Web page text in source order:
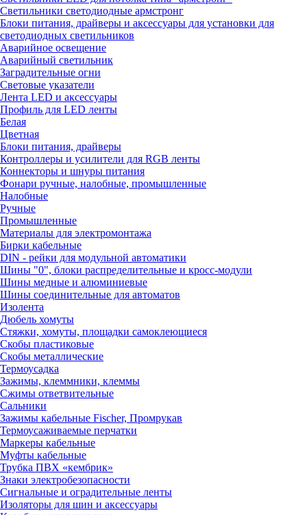
Светильники светодиодные армстронг
Блоки питания, драйверы и аксессуары для установки для
светодиодных светильников
Аварийное освещение
Аварийный светильник
Заградительные огни
Световые указатели
Лента LED и аксессуары
Профиль для LED ленты
Белая
Цветная
Блоки питания, драйверы
Контроллеры и усилители для RGB ленты
Коннекторы и шнуры питания
Фонари ручные, налобные, промышленные
Налобные
Ручные
Промышленные
Материалы для электромонтажа
Бирки кабельные
DIN - рейки для модульной автоматики
Шины "0", блоки распределительные и кросс-модули
Шины медные и алюминиевые
Шины соединительные для автоматов
Изолента
Дюбель хомуты
Стяжки, хомуты, площадки самоклеющиеся
Скобы пластиковые
Скобы металлические
Термоусадка
Зажимы, клеммники, клеммы
Сжимы ответвительные
Сальники
Зажимы кабельные Fischer, Промрукав
Термоусаживаемые перчатки
Маркеры кабельные
Муфты кабельные
Трубка ПВХ «кембрик»
Знаки электробезопасности
Сигнальные и оградительные ленты
Изоляторы для шин и аксессуары